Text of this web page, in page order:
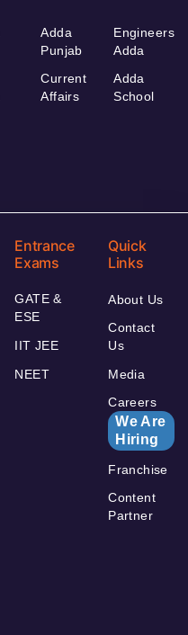
Adda
Punjab
Current
Affairs
Engineers
Adda
Adda
School
Entrance
Exams
GATE &
ESE
IIT JEE
NEET
Quick
Links
About Us
Contact
Us
Media
Careers
We Are
Hiring
Franchise
Content
Partner